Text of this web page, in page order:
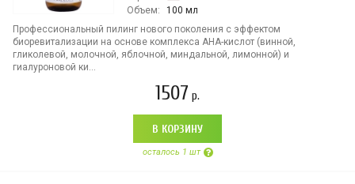
Объем:
100 мл
Профессиональный пилинг нового поколения с эффектом
биоревитализации на основе комплекса АНА-кислот (винной,
гликолевой, молочной, яблочной, миндальной, лимонной) и
гиалуроновой ки...
1507 р.
В КОРЗИНУ
осталось 1 шт